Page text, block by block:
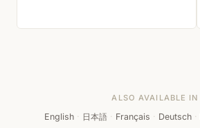
ALSO AVAILABLE IN
English · 日本語 · Français · Deutsch ·